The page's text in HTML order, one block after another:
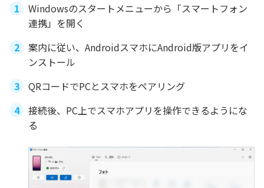
Windowsのスタートメニューから「スマートフォン
連携」を開く
案内に従い、AndroidスマホにAndroid版アプリをイ
ンストール
QRコードでPCとスマホをペアリング
接続後、PC上でスマホアプリを操作できるようにな
る